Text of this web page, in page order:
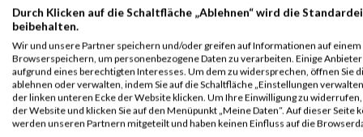
19467
Oliver Brutschy
19479
19794
Dino Morelli
19526
Michael Fink
19544
Klaus Gasteiger
20084
Marco Zielske
Durch Klicken auf die Schaltfläche „Ablehnen“ wird die
beibehalten.
Wir und unsere Partner speichern und/oder greifen auf Informationen auf einem
Browserspeichern, um personenbezogene Daten zu verarbeiten. Einige
aufgrund eines berechtigten Interesses. Um dem zu widersprechen, öffnen Sie
ablehnen oder verwalten, indem Sie auf die Schaltfläche „Einstellungen
der linken unteren Ecke der Website klicken. Um Ihre Einwilligung zu
der Website und klicken Sie auf den Menüpunkt „Meine Daten“. Auf dieser
werden unseren Partnern mitgeteilt und haben keinen Einfluss auf die